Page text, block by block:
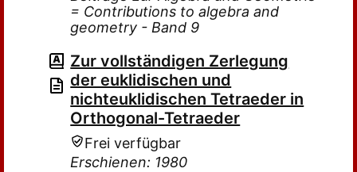
= Contributions to algebra and
geometry - Band 9
Zur vollständigen Zerlegung
der euklidischen und
nichteuklidischen Tetraeder in
Orthogonal-Tetraeder
Frei verfügbar
Erschienen: 1980